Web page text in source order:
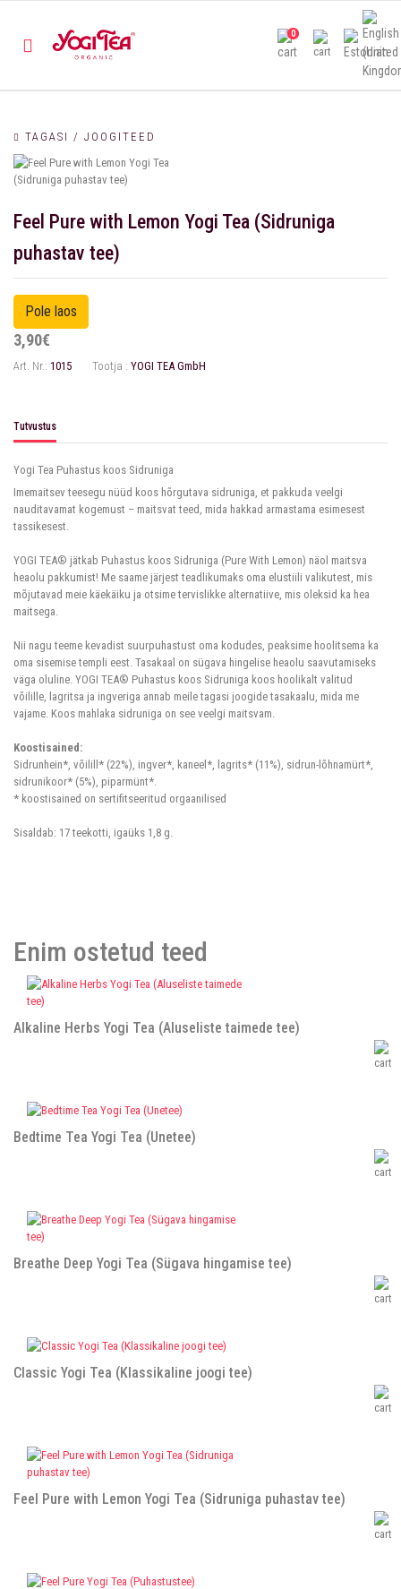
0
TAGASI / JOOGITEED
Feel Pure with Lemon Yogi Tea (Sidruniga
puhastav tee)
3,90€
Art. Nr.: 1015 Tootja : YOGI TEA GmbH
Tutvustus
Yogi Tea Puhastus koos Sidruniga
Imemaitsev teesegu nüüd koos hõrgutava sidruniga, et pakkuda veelgi
nauditavamat kogemust – maitsvat teed, mida hakkad armastama esimesest
tassikesest.
YOGI TEA® jätkab Puhastus koos Sidruniga (Pure With Lemon) näol maitsva
heaolu pakkumist! Me saame järjest teadlikumaks oma elustiili valikutest, mis
mõjutavad meie käekäiku ja otsime tervislikke alternatiive, mis oleksid ka hea
maitsega.
Nii nagu teeme kevadist suurpuhastust oma kodudes, peaksime hoolitsema ka
oma sisemise templi eest. Tasakaal on sügava hingelise heaolu saavutamiseks
väga oluline. YOGI TEA® Puhastus koos Sidruniga koos hoolikalt valitud
võilille, lagritsa ja ingveriga annab meile tagasi joogide tasakaalu, mida me
vajame. Koos mahlaka sidruniga on see veelgi maitsvam.
Koostisained:
Sidrunhein*, võilill* (22%), ingver*, kaneel*, lagrits* (11%), sidrun-lõhnamürt*,
sidrunikoor* (5%), piparmünt*.
* koostisained on sertifitseeritud orgaanilised
Sisaldab: 17 teekotti, igaüks 1,8 g.
Enim ostetud teed
Alkaline Herbs Yogi Tea (Aluseliste taimede tee)
Bedtime Tea Yogi Tea (Unetee)
Breathe Deep Yogi Tea (Sügava hingamise tee)
Classic Yogi Tea (Klassikaline joogi tee)
Feel Pure with Lemon Yogi Tea (Sidruniga puhastav tee)